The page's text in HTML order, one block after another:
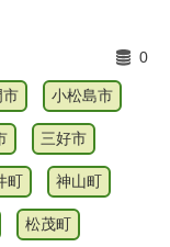
0
市 小松島市
三好市
町 神山町
松茂町